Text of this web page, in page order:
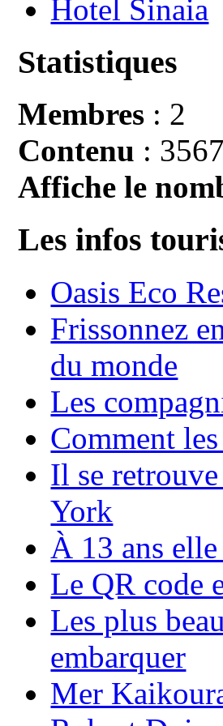
Hotel Sinaia
Statistiques
Membres : 2
Contenu :
Affiche le
Les infos
Oasis Eco
Frissonnez
du monde
Les
Comment
Il se
York
À 13 ans
Le QR code
Les plus
embarquer
Mer